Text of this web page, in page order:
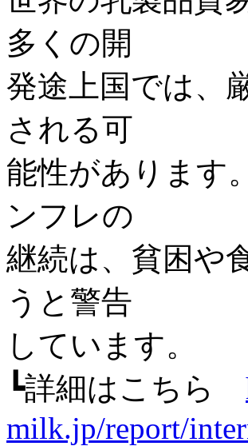
多くの開
発途上国では、
される可
能性があります
ンフレの
継続は、貧困や
うと警告
しています。
┗詳細はこちら
milk.jp/report/